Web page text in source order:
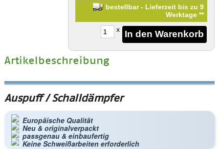
bestellbar - Lieferzeit bis zu 9
Werktage**
x
Artikelbeschreibung
Auspuff / Schalldämpfer
Europäische Qualität
Neu & originalverpackt
passgenau & einbaufertig
Keine Schweißarbeiten erforderlich